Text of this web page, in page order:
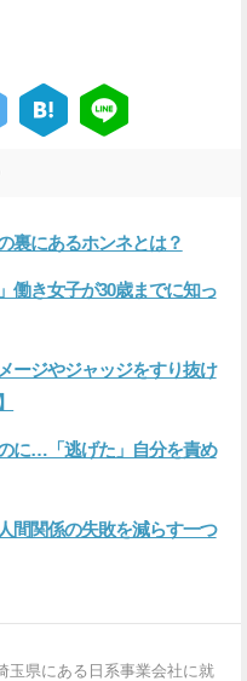
裏にあるホンネとは？
働き女子が30歳までに知っ
ージやジャッジをすり抜け
に…「逃げた」自分を責め
間関係の失敗を減らす一つ
玉県にある日系事業会社に就